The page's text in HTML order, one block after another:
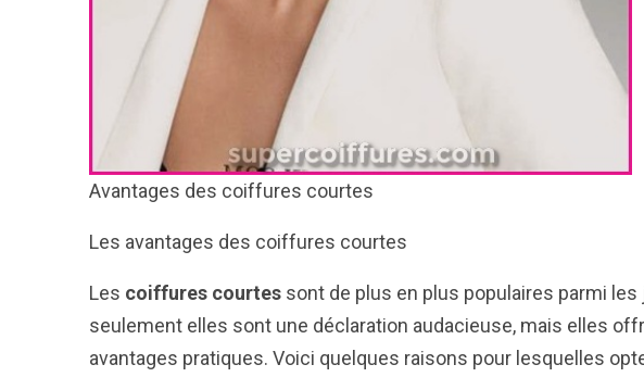
Avantages des coiffures courtes
Les avantages des coiffures courtes
Les coiffures courtes sont de plus en plus populaires parmi
seulement elles sont une déclaration audacieuse, mais elles
avantages pratiques. Voici quelques raisons pour lesquelles